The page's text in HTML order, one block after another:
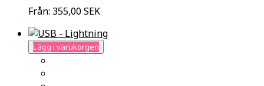
Från: 355,00 SEK
Lägg i varukorgen